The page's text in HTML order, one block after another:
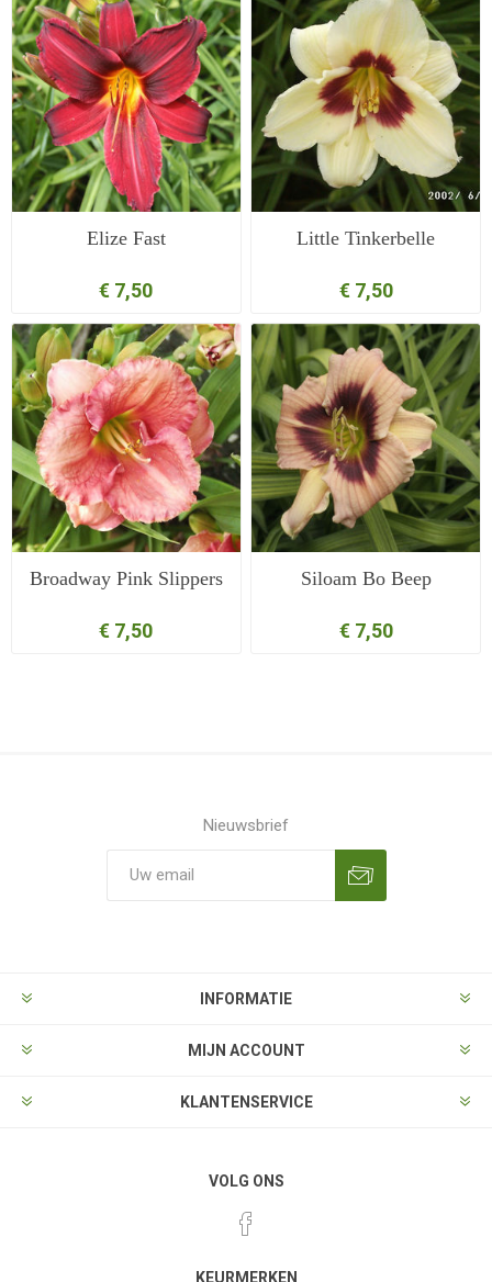
Elize Fast
€ 7,50
Little Tinkerbelle
€ 7,50
Broadway Pink Slippers
€ 7,50
Siloam Bo Beep
€ 7,50
Nieuwsbrief
INFORMATIE
MIJN ACCOUNT
KLANTENSERVICE
VOLG ONS
KEURMERKEN